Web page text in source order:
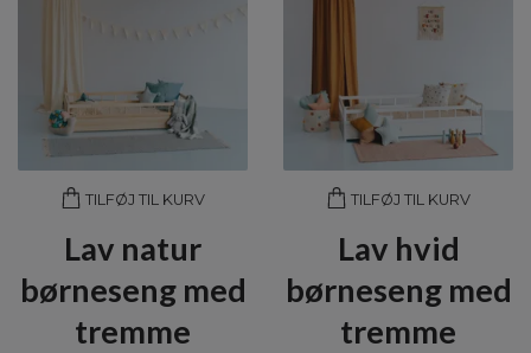
TILFØJ TIL KURV
Lav natur
børneseng med
tremme
TILFØJ TIL KURV
Lav hvid
børneseng med
tremme